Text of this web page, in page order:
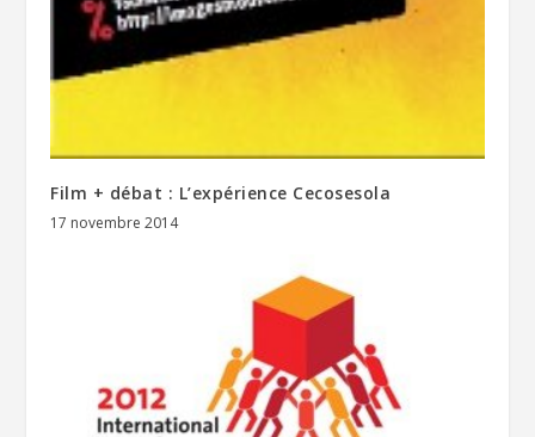
Film + débat : L’expérience Cecosesola
17 novembre 2014